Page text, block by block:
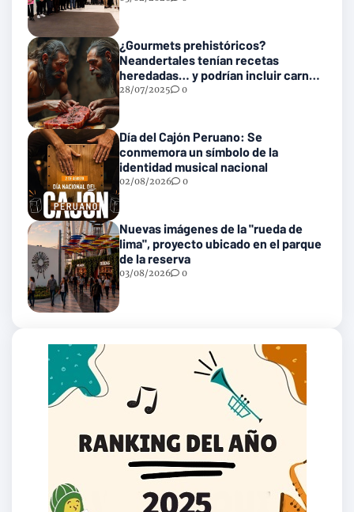
¿Gourmets prehistóricos?
Neandertales tenían recetas
heredadas… y podrían incluir carne
con gusanos
28/07/2025 0
Día del Cajón Peruano: Se
conmemora un símbolo de la
identidad musical nacional
02/08/2026 0
Nuevas imágenes de la "rueda de
lima", proyecto ubicado en el parque
de la reserva
03/08/2026 0